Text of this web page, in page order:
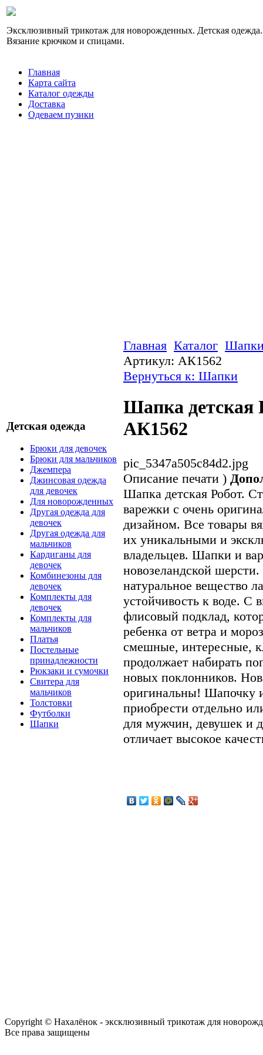
Эксклюзивный трикотаж для новорожденных. Детская одежда.
Вязание крючком и спицами.
Главная
Карта сайта
Каталог одежды
Доставка
Одеваем пузики
Детская одежда
Брюки для девочек
Брюки для мальчиков
Джемпера
Джинсовая одежда
для девочек
Для новорожденных
Другая одежда для
девочек
Другая одежда для
мальчиков
Кардиганы для
девочек
Комбинезоны для
девочек
Комплекты для
девочек
Комплекты для
мальчиков
Платья
Постельные
принадлежности
Рюкзаки и сумочки
Свитера для
мальчиков
Толстовки
Футболки
Шапки
Главная Каталог
Артикул: АК1562
Вернуться к: Шапки
Шапка детская
АК1562
pic_5347a505c84d2.jpg
Описание печати )
Шапка детская Робот.
варежки с очень
дизайном. Все товары
их уникальными и
владельцев. Шапки и
новозеландской
натуральное вещество
устойчивость к воде. С
флисовый подклад,
ребенка от ветра и
смешные, интересные,
продолжает набирать
новых поклонников.
оригинальны! Шапочку
приобрести отдельно
для мужчин, девушек и
отличает высокое
Copyright © Нахалёнок - эксклюзивный трикотаж для
Все права защищены